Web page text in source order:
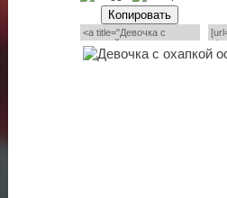
Копировать